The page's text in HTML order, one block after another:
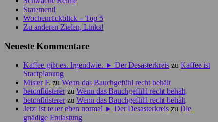
Statement!
Wochenrückblick – Top 5
Zu anderen Zielen, Links!
Neueste Kommentare
Kaffee gibt es. Irgendwie. ► Der Desasterkreis zu Kaffee ist
Stadtplanung
Mister F. zu Wenn das Bauchgefühl recht behält
betonflüstererzu Wenn das Bauchgefühl recht behält
betonflüstererzu Wenn das Bauchgefühl recht behält
Jetzt ist teuer eben normal ► Der Desasterkreis zu Die
gnädige Entlastung